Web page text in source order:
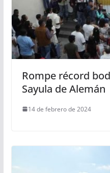
Rompe récord
Sayula de Alemán
14 de febrero de 2024